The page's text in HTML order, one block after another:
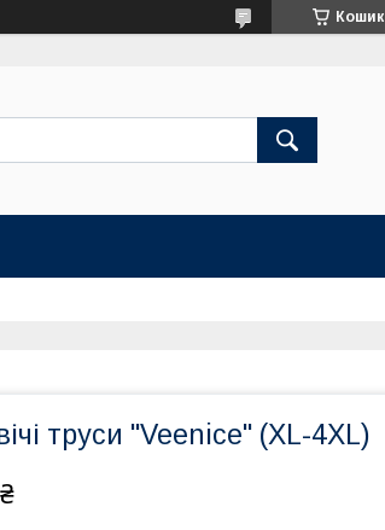
Кошик
труси "Veenice" (XL-4XL)